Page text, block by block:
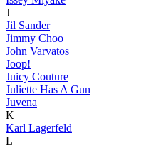
J
Jil Sander
Jimmy Choo
John Varvatos
Joop!
Juicy Couture
Juliette Has A Gun
Juvena
K
Karl Lagerfeld
L